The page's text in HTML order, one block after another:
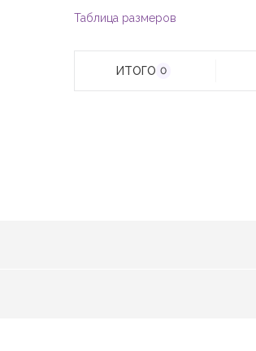
Таблица размеров
ИТОГО 0